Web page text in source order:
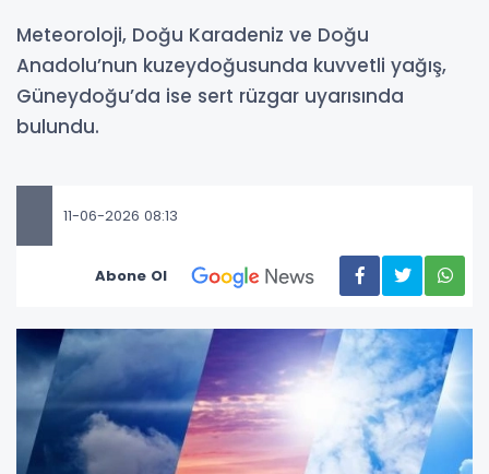
Meteoroloji, Doğu Karadeniz ve Doğu
Anadolu’nun kuzeydoğusunda kuvvetli yağış,
Güneydoğu’da ise sert rüzgar uyarısında
bulundu.
11-06-2026 08:13
Abone Ol